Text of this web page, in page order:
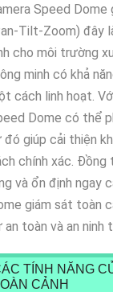
Speed
Tilt-Zoom) đây
cho môi trường
minh có khả
cách linh hoạt.
Dome có thể
giúp cải thiện
chính xác. Đồng
và ổn định ngay
giám sát toàn
an toàn và an ninh
TÍNH NĂNG
CẢNH